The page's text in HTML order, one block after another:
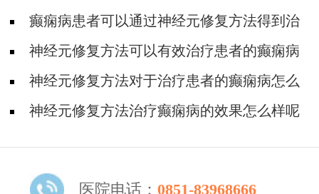
癫痫病患者可以通过神经元修复方法得到治
疗吗神经元修复方法可以有效治疗患者的癫痫病
吗
神经元修复方法对于治疗患者的癫痫病怎么
样
神经元修复方法治疗癫痫病的效果怎么样呢
医院电话： 0851-83968666